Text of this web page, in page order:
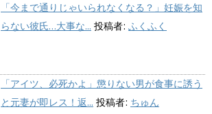
「今まで通りじゃいられなくなる？」妊娠を知
らない彼氏…大事な... 投稿者: ふくふく
「アイツ、必死かよ」懲りない男が食事に誘う
と元妻が即レス！返... 投稿者: ちゅん